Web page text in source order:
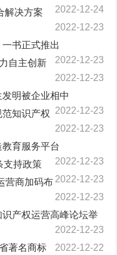
2022-12-24
解决方案
2022-12-23
一书正式推出
2022-12-23
自主创新
2022-12-23
发明被企业相中
2022-12-23
范知识产权
2022-12-23
教育服务平台
2022-12-23
支持政策
2022-12-23
营商加码布
2022-12-23
识产权运营高峰论坛举
2022-12-23
著名商标
2022-12-22